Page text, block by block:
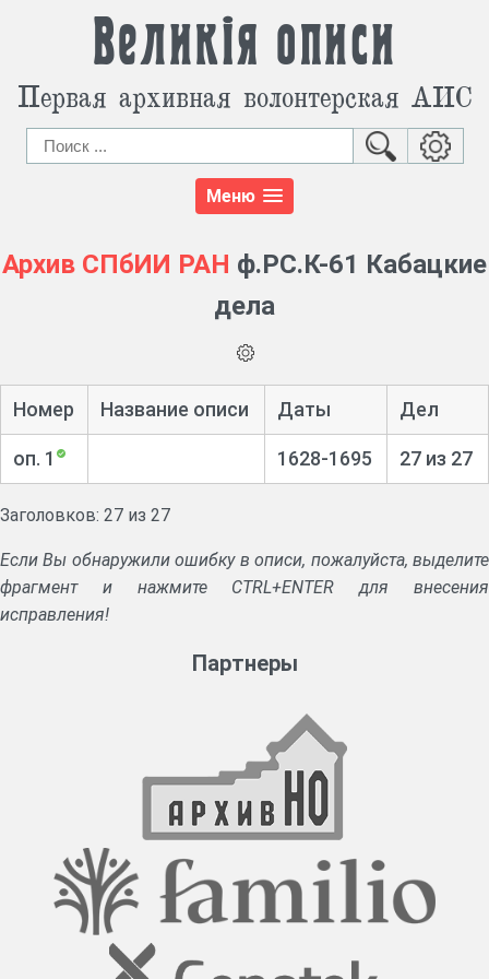
Великія описи
Первая архивная волонтерская АИС
Меню
Архив СПбИИ РАН ф.РС.К-61 Кабацкие
дела
Номер Название описи Даты Дел
оп. 1 1628-1695 27 из 27
Заголовков: 27 из 27
Если Вы обнаружили ошибку в описи, пожалуйста, выделите
фрагмент и нажмите CTRL+ENTER для внесения
исправления!
Партнеры